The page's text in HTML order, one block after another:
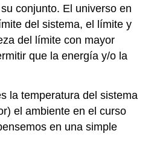
conjunto. El universo en
del sistema, el límite y
del límite con mayor
que la energía y/o la
la temperatura del sistema
el ambiente en el curso
en una simple